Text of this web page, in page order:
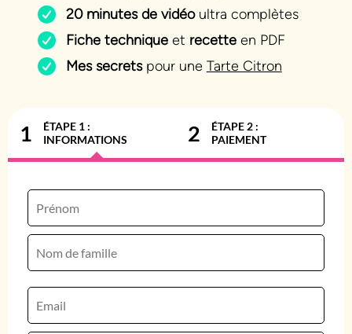
20 minutes de vidéoultra complètes
Fiche techniqueet recetteen PDF
Mes secretspour une Tarte Citron
1
ÉTAPE 1 :
INFORMATIONS
2
ÉTAPE 2 :
PAIEMENT